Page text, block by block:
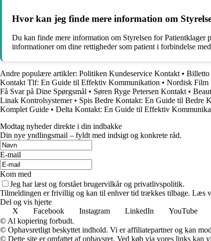
Hvor kan jeg finde mere information om
Du kan finde mere information om Styrelsen for Patientklager
informationer om dine rettigheder som patient i forbindelse
Andre populære artikler: Politiken Kundeservice Kontakt • Billetto
Kontakt Tlf: En Guide til Effektiv Kommunikation • Nordisk Film
Få Svar på Dine Spørgsmål • Søren Ryge Petersen Kontakt •
Linak Kontrolsystemer• Spis Bedre Kontakt: En Guide til Bedre
Komplet Guide • Delta Kontakt: En Guide til Effektiv
Modtag nyheder direkte i din indbakke
Din nye yndlingsmail – fyldt med indsigt og konkrete råd.
E-mail
Kom med
Jeg har læst og forstået brugervilkår og privatlivspolitik.
Tilmeldingen er frivillig og kan til enhver tid trækkes tilbage. Læs
Del og vis hjerte
X
Facebook Instagram LinkedIn YouTube
© Al kopiering forbudt.
© Ophavsretligt beskyttet indhold. Vi er affiliatepartner og kan
© Dette site er omfattet af ophavsret. Ved køb via vores links kan